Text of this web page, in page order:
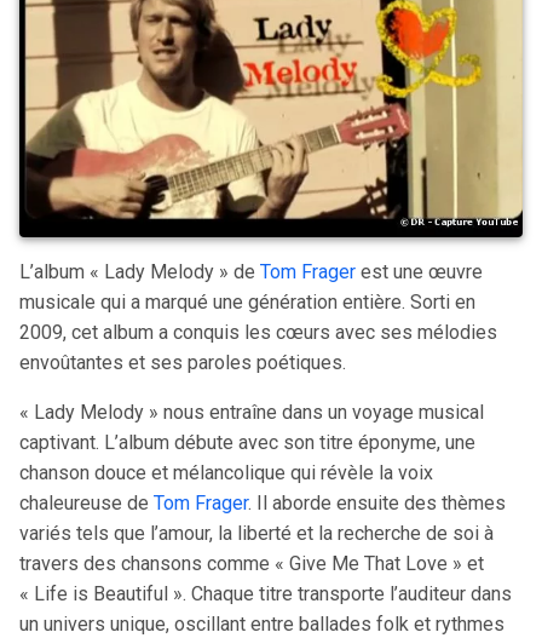
L’album « Lady Melody » de Tom Frager est une œuvre
musicale qui a marqué une génération entière. Sorti en
2009, cet album a conquis les cœurs avec ses mélodies
envoûtantes et ses paroles poétiques.
« Lady Melody » nous entraîne dans un voyage musical
captivant. L’album débute avec son titre éponyme, une
chanson douce et mélancolique qui révèle la voix
chaleureuse de Tom Frager. Il aborde ensuite des thèmes
variés tels que l’amour, la liberté et la recherche de soi à
travers des chansons comme « Give Me That Love » et
« Life is Beautiful ». Chaque titre transporte l’auditeur dans
un univers unique, oscillant entre ballades folk et rythmes